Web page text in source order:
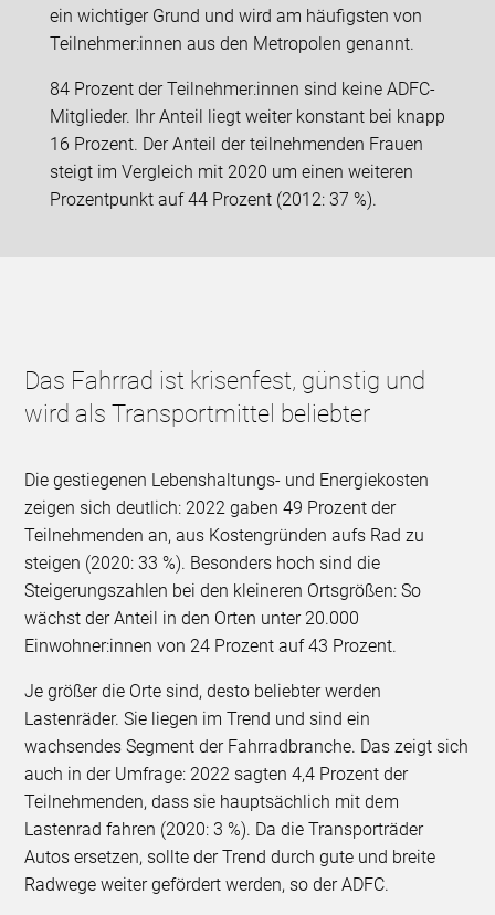
ein wichtiger Grund und wird am häufigsten von
Teilnehmer:innen aus den Metropolen genannt.
84 Prozent der Teilnehmer:innen sind keine ADFC-
Mitglieder. Ihr Anteil liegt weiter konstant bei knapp
16 Prozent. Der Anteil der teilnehmenden Frauen
steigt im Vergleich mit 2020 um einen weiteren
Prozentpunkt auf 44 Prozent (2012: 37 %).
Das Fahrrad ist krisenfest, günstig und
wird als Transportmittel beliebter
Die gestiegenen Lebenshaltungs- und Energiekosten
zeigen sich deutlich: 2022 gaben 49 Prozent der
Teilnehmenden an, aus Kostengründen aufs Rad zu
steigen (2020: 33 %). Besonders hoch sind die
Steigerungszahlen bei den kleineren Ortsgrößen: So
wächst der Anteil in den Orten unter 20.000
Einwohner:innen von 24 Prozent auf 43 Prozent.
Je größer die Orte sind, desto beliebter werden
Lastenräder. Sie liegen im Trend und sind ein
wachsendes Segment der Fahrradbranche. Das zeigt sich
auch in der Umfrage: 2022 sagten 4,4 Prozent der
Teilnehmenden, dass sie hauptsächlich mit dem
Lastenrad fahren (2020: 3 %). Da die Transporträder
Autos ersetzen, sollte der Trend durch gute und breite
Radwege weiter gefördert werden, so der ADFC.